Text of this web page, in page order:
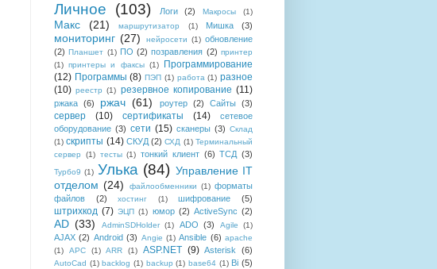
Личное (103) Логи (2) Макросы (1)
Макс (21) маршрутизатор (1) Мишка (3)
мониторинг (27) нейросети (1) обновление
(2) Планшет (1) ПО (2) позравления (2) принтер
(1) принтеры и факсы (1)
Программирование
(12) Программы (8) ПЭП (1) работа (1) разное
(10) реестр (1) резервное копирование (11)
ржака (6) ржач (61) роутер (2) Сайты (3)
сервер (10) сертификаты (14)
сетевое
оборудование (3) сети (15) сканеры (3) Склад
(1) скрипты (14) СКУД (2) СХД (1) Терминальный
сервер
(1) тесты (1) тонкий клиент (6) ТСД (3)
Турбо9 (1) Улька (84) Управление IT
отделом (24) файлообменники (1) форматы
файлов
(2) хостинг (1) шифрование (5)
штрихкод (7) ЭЦП (1) юмор (2) ActiveSync (2)
AD (33) AdminSDHolder (1) ADO (3) Agile (1)
AJAX (2) Android (3) Angie (1) Ansible (6) apache
(1)
APC (1) ARR (1) ASP.NET (9) Asterisk (6)
AutoCad (1) backlog (1) backup (1) base64 (1) Bi (5)